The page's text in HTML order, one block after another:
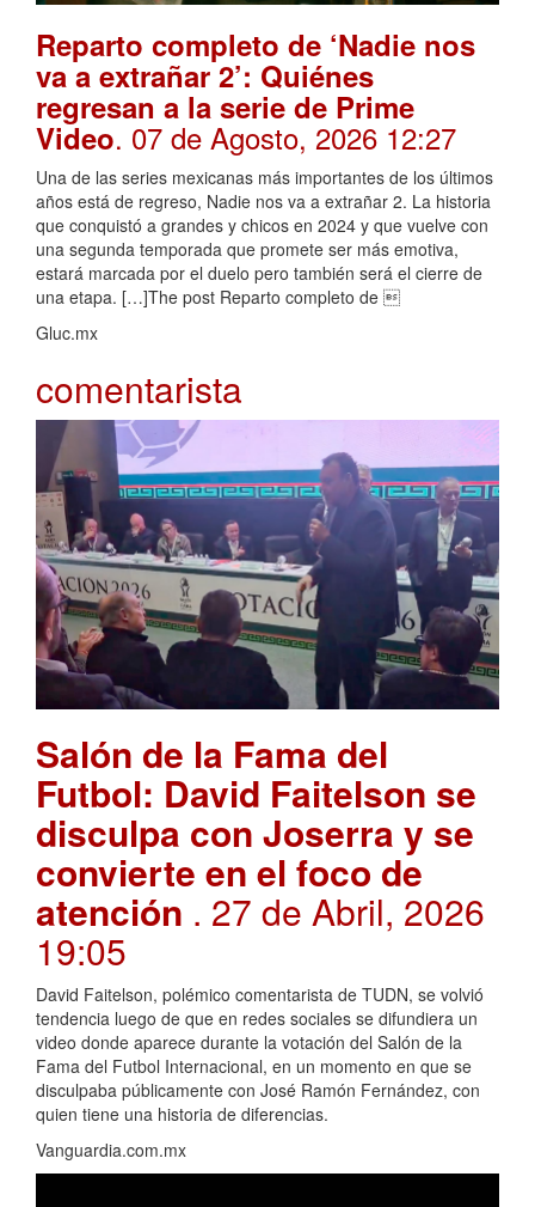
Reparto completo de ‘Nadie nos
va a extrañar 2’: Quiénes
regresan a la serie de Prime
Video. 07 de Agosto, 2026 12:27
Una de las series mexicanas más importantes de los últimos
años está de regreso, Nadie nos va a extrañar 2. La historia
que conquistó a grandes y chicos en 2024 y que vuelve con
una segunda temporada que promete ser más emotiva,
estará marcada por el duelo pero también será el cierre de
una etapa. […]The post Reparto completo de 
Gluc.mx
comentarista
Salón de la Fama del
Futbol: David Faitelson se
disculpa con Joserra y se
convierte en el foco de
atención . 27 de Abril, 2026
19:05
David Faitelson, polémico comentarista de TUDN, se volvió
tendencia luego de que en redes sociales se difundiera un
video donde aparece durante la votación del Salón de la
Fama del Futbol Internacional, en un momento en que se
disculpaba públicamente con José Ramón Fernández, con
quien tiene una historia de diferencias.
Vanguardia.com.mx